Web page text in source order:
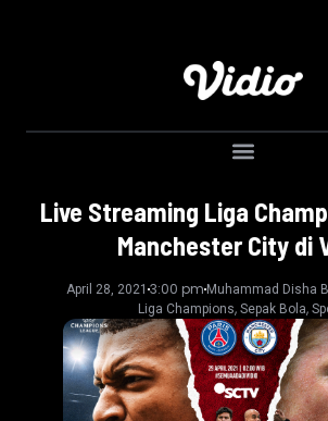
Live Streaming Liga
Manchester City di
April 28, 2021 3:00 pm Muhammad Disha
Liga Champions, Sepak Bola,